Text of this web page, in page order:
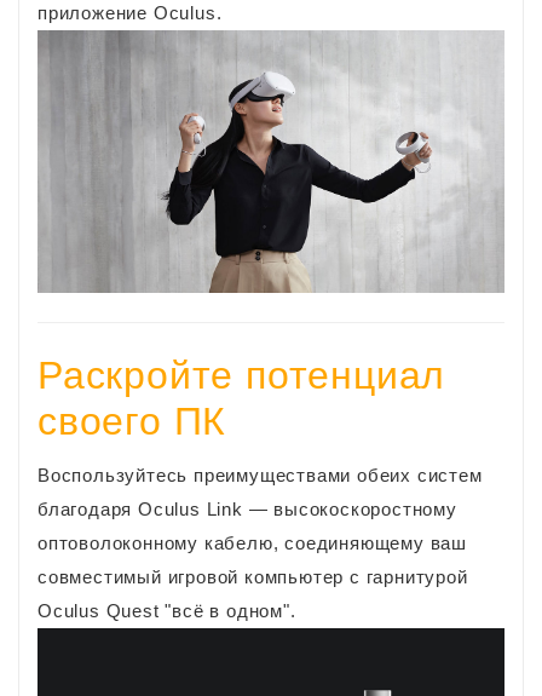
приложение Oculus.
Раскройте потенциал
своего ПК
Воспользуйтесь преимуществами обеих систем
благодаря Oculus Link — высокоскоростному
оптоволоконному кабелю, соединяющему ваш
совместимый игровой компьютер с гарнитурой
Oculus Quest "всё в одном".